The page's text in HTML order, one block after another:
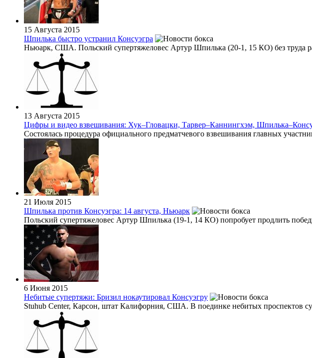
15 Августа 2015
Шпилька быстро устранил Консуэгра
Ньюарк, США. Польский супертяжеловес Артур Шпилька (20-1, 15 КО) без труда
13 Августа 2015
Цифры и видео взвешивания: Хук–Гловацки, Тарвер–Каннингхэм,
Состоялась процедура официального предматчевого взвешивания главных
21 Июля 2015
Шпилька против Консуэгра: 14 августа, Ньюарк
Польский супертяжеловес Артур Шпилька (19-1, 14 КО) попробует продлить
6 Июня 2015
Небитые супертяжи: Бризил нокаутировал Консуэгру
Stuhub Center, Карсон, штат Калифорния, США. В поединке небитых проспектов